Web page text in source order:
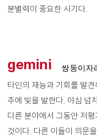
분별력이 중요한 시기다.
gemini
쌍둥이
타인의 재능과 기회를 발
주에 빛을 발한다. 야심 넘
다른 분야에서 그동안 저
것이다. 다른 이들이 의문